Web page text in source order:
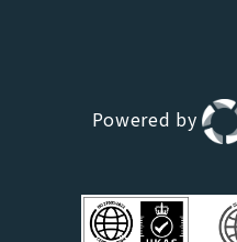
Powered by